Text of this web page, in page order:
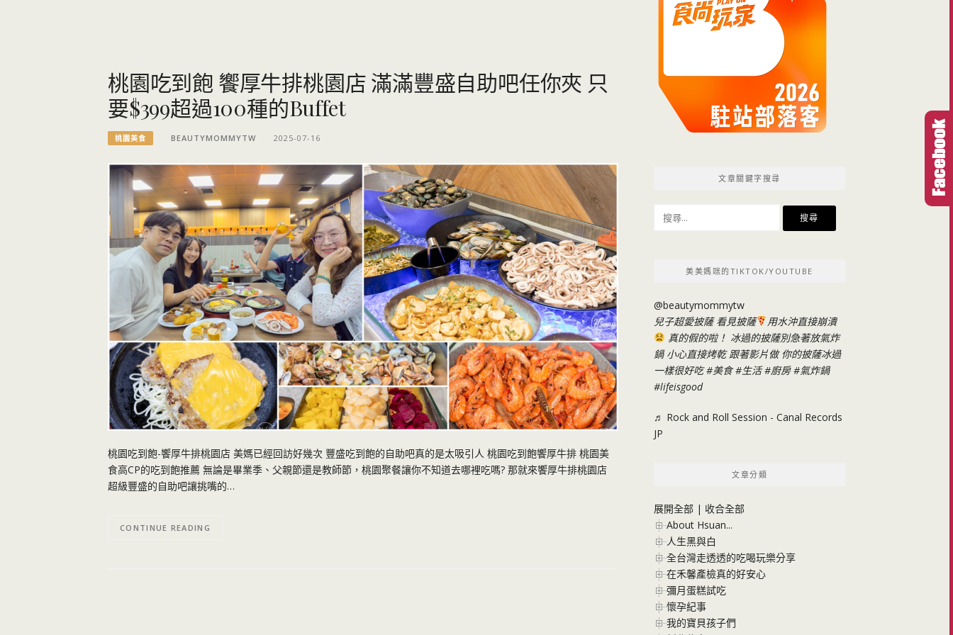
桃園吃到飽 饗厚牛排桃園店 滿滿豐盛自助吧任你夾 只
要$399超過100種的Buffet
桃園美食 BEAUTYMOMMYTW 2025-07-16
桃園吃到飽-饗厚牛排桃園店 美媽已經回訪好幾次 豐盛吃到飽的自助吧真的是太吸引人 桃園吃到飽饗厚牛排 桃園美
食高CP的吃到飽推薦 無論是畢業季、父親節還是教師節，桃園聚餐讓你不知道去哪裡吃嗎? 那就來饗厚牛排桃園店
超級豐盛的自助吧讓挑嘴的…
CONTINUE READING
文章關鍵字搜尋
尋
美美媽咪的TIKTOK/YOUTUBE
@beautymommytw
兒子超愛披薩 看見披薩
用水沖直接崩潰
真的假的啦！ 冰過的披薩別急著放氣炸
鍋 小心直接烤乾 跟著影片做 你的披薩冰過
一樣很好吃#美食 #生活 #廚房 #氣炸鍋
#lifeisgood
♬ Rock and Roll Session - Canal Records
JP
文章分類
展開全部 | 收合全部
About Hsuan...
人生黑與白
全台灣走透透的吃喝玩樂分享
在禾馨產檢真的好安心
彌月蛋糕試吃
懷孕紀事
我的寶貝孩子們